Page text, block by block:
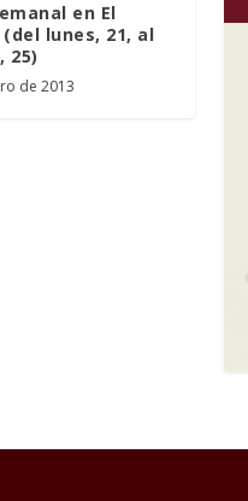
en El
lunes, 21, al
25)
de 2013